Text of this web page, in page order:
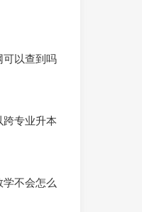
可以查到吗
跨专业升本
学不会怎么